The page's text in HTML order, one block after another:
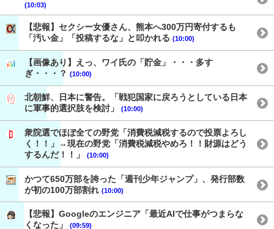
(10:03)
【悲報】セクシー女優さん、熊本へ300万円寄付するも
「汚い金」「投稿するな」と叩かれる (10:00)
【画像あり】えっ、ワイ氏の「貯金」・・・多す
ぎ・・・？ (10:00)
北朝鮮、日本に警告。「戦犯国家に戻ろうとしている日本
に軍事的選択肢を検討」
(10:00)
衆院選でほぼ全ての野党「消費税減税するので投票よろし
く！！」→現在の野党「消費税減税やめろ！！財源はどう
するんだ！！」
(10:00)
かつて650万部を誇った「週刊少年ジャンプ」、発行部数
が初の100万部割れ (10:00)
【悲報】Googleのエンジニア「最近AIで仕事がつまらな
くなった」
(09:59)